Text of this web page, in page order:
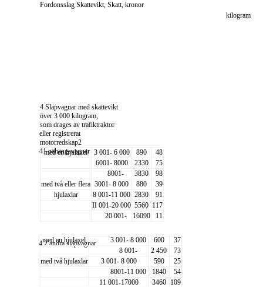
Fordonsslag Skattevikt, Skatt, kronor
kilogram
4 Släpvagnar med skattevikt
över 3 000 kilogram,
som drages av trafiktraktor
eller registrerat
motorredskap2
41 pähängsvagnar
med en hjulaxel 3 001- 6 000 890
48
6001- 8000
2330
75
8001-
3830
98
med två eller flera 3001- 8 000 880
39
hjulaxlar
8 001-11 000 2830
91
II 001-20 000 5560 117
20 001-
16090 11
4.2 andra släpvagnar
med en hjulaxel 3 001- 8 000 600
37
8 001-
2 450
73
med två hjulaxlar
3 001- 8 000 590
25
8001-11 000
1840
54
11 001-17000
3460
109